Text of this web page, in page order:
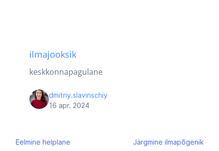
ilmajooksik
keskkonnapagulane
dmitriy.slavinschiy
16 apr. 2024
Navigeerimine
Eelmine helplane Järgmine ilmapõgenik